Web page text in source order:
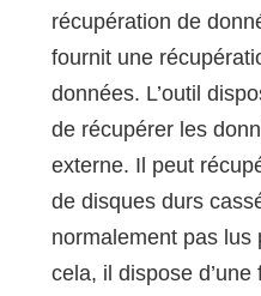
récupération de
fournit une
données. L’outil
de récupérer les
externe. Il peut
de disques durs
normalement pas lus
cela, il dispose d’une